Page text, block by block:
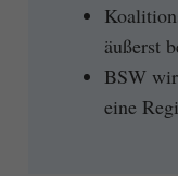
äußerst
BSW
eine